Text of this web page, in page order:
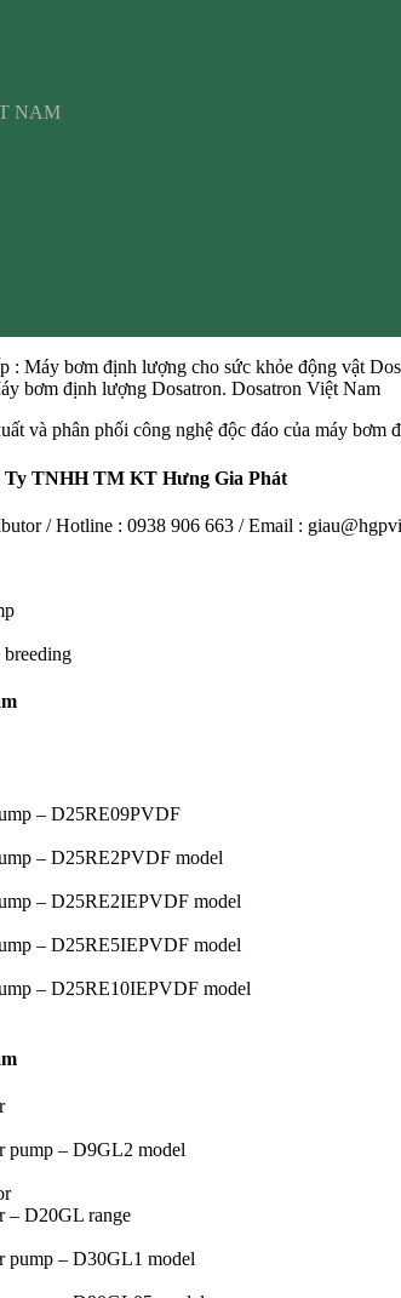
NAM
: Máy bơm định lượng cho sức khỏe động vật
bơm định lượng Dosatron. Dosatron Việt Nam
và phân phối công nghệ độc đáo của máy
Ty TNHH TM KT Hưng Gia Phát
/ Hotline : 0938 906 663 / Email :
– D25RE09PVDF
– D25RE2PVDF model
– D25RE2IEPVDF model
– D25RE5IEPVDF model
– D25RE10IEPVDF model
pump – D9GL2 model
– D20GL range
pump – D30GL1 model